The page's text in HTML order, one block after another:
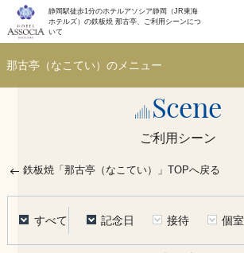
静岡駅徒歩1分のホテルアソシア静岡（JR東海
ホテルズ）の鉄板焼 那古亭、ご利用シーンにつ
いて
那古亭（なこてい）のメニュー
ご利用シーン
Scene
ご利用シーン
鉄板焼「那古亭（なこてい）」TOPへ戻る
すべて 記念日 接待 個室